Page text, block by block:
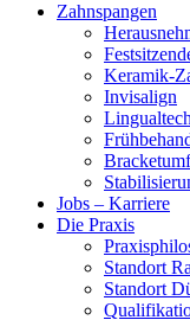
Zahnspangen
Keramik-
Invisalign
Jobs – Karriere
Die Praxis
Standort
Standort